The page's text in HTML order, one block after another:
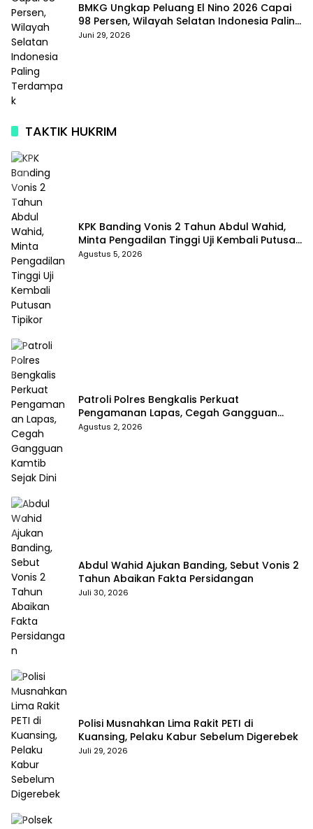
BMKG Ungkap Peluang El Nino 2026 Capai
98 Persen, Wilayah Selatan Indonesia Paling
Terdampak
Juni 29, 2026
TAKTIK HUKRIM
KPK Banding Vonis 2 Tahun Abdul Wahid,
Minta Pengadilan Tinggi Uji Kembali Putusan
Tipikor
Agustus 5, 2026
Patroli Polres Bengkalis Perkuat
Pengamanan Lapas, Cegah Gangguan
Kamtib Sejak Dini
Agustus 2, 2026
Abdul Wahid Ajukan Banding, Sebut Vonis 2
Tahun Abaikan Fakta Persidangan
Juli 30, 2026
Polisi Musnahkan Lima Rakit PETI di
Kuansing, Pelaku Kabur Sebelum Digerebek
Juli 29, 2026